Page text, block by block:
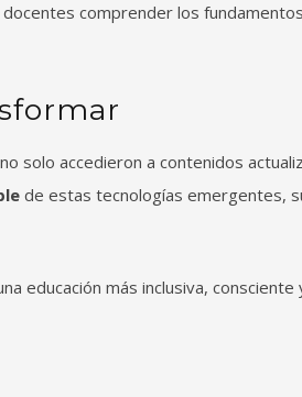
comprender los
solo accedieron a contenidos
de estas tecnologías emergentes,
educación más inclusiva,